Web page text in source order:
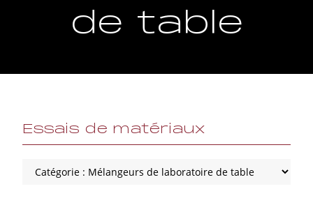
de table
Essais de matériaux